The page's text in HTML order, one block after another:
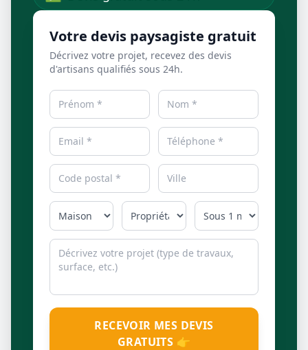
Votre devis paysagiste gratuit
Décrivez votre projet, recevez des devis
d'artisans qualifiés sous 24h.
RECEVOIR MES DEVIS
GRATUITS 👉